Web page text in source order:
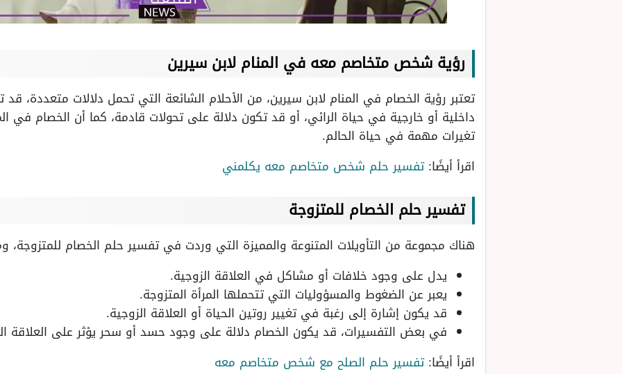
رؤية شخص متخاصم معه في المنام لابن سيرين
تعتبر رؤية الخصام في المنام لابن سيرين، من الأحلام الشائعة التي تحمل دلالات متعددة،
داخلية أو خارجية في حياة الرائي، أو قد تكون دلالة على تحولات قادمة، كما أن الخصام في
تغيرات مهمة في حياة الحالم.
اقرأ أيضًا:تفسير حلم شخص متخاصم معه يكلمني
تفسير حلم الخصام للمتزوجة
هناك مجموعة من التأويلات المتنوعة والمميزة التي وردت في تفسير حلم الخصام
يدل على وجود خلافات أو مشاكل في العلاقة الزوجية.
يعبر عن الضغوط والمسؤوليات التي تتحملها المرأة المتزوجة.
قد يكون إشارة إلى رغبة في تغيير روتين الحياة أو العلاقة الزوجية.
في بعض التفسيرات، قد يكون الخصام دلالة على وجود حسد أو سحر يؤثر على العلاقة
اقرأ أيضًا:تفسير حلم الصلح مع شخص متخاصم معه